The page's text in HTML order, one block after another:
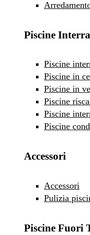
Piscine
Piscine
Piscine in
Piscine in
Piscine
Piscine
Piscine
Accessori
Accessori
Pulizia
Piscine Fuori